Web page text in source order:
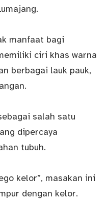
manfaat bagi
ciri khas warna
berbagai lauk pauk,
salah satu
dipercaya
tubuh.
kelor”, masakan ini
dengan kelor.